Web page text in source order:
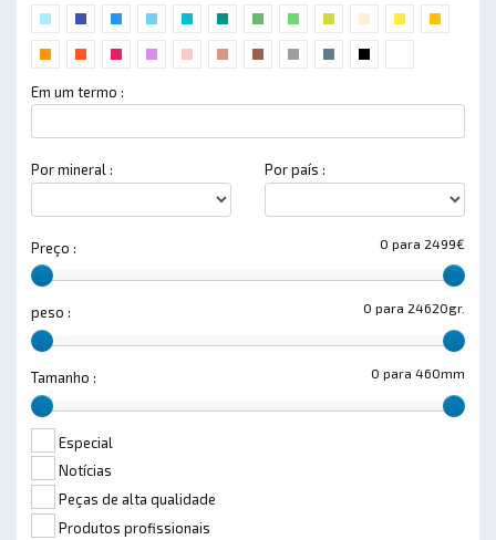
Em um termo :
Por mineral : Por país :
0 para 2499€
Preço :
0 para 24620gr.
peso :
0 para 460mm
Tamanho :
Especial
Notícias
Peças de alta qualidade
Produtos profissionais